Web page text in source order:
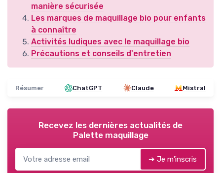
manière sécurisée
Les marques de maquillage bio pour enfants
à connaître
Activités ludiques avec le maquillage bio
Précautions et conseils d'entretien
Résumer ChatGPT Claude Mistral
Recevez les dernières actualités de
Palette maquillage
➔ Je m'inscris